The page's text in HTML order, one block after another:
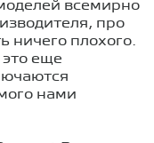
всемирно
про
ничего плохого.
это еще
нами